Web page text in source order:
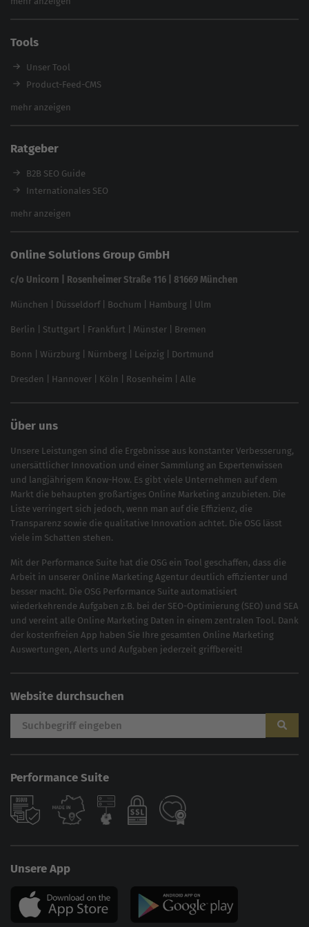
Enterprise SEO Agentur
Workshops
Tools
Unser Tool
Product-Feed-CMS
Website Analyse
Backlink-Check
Ladezeiten-Check
Brand Protection Tool
Website SEO Check
feed2content.ai
mehr anzeigen
Ratgeber
B2B SEO Guide
Internationales SEO
eCommerce SEO
In ChatGPT gefunden werden
Linkbuilding 2025
Local SEO
SEO für Online Shops
Brand Monitoring 2025
mehr anzeigen
Online Solutions Group GmbH
c/o Unicorn | Rosenheimer Straße 116 | 81669 München
München Düsseldorf| Bochum Hamburg Ulm
Berlin Stuttgart Frankfurt Münster Bremen
Bonn Würzburg Nürnberg Leipzig Dortmund
Dresden Hannover Köln Rosenheim Alle
Über uns
Unsere Leistungen sind die Ergebnisse aus konstanter Verbesserung,
unersättlicher Innovation und einer Sammlung an Expertenwissen
und langjährigem Know-How. Es gibt viele Unternehmen auf dem
Markt die behaupten großartiges Online Marketing anzubieten. Die
Liste verringert sich jedoch, wenn man auf die Effizienz, die
Transparenz sowie die qualitative Innovation achtet. Die OSG lässt
viele im Schatten stehen.
Mit der Performance Suite hat die OSG ein Tool geschaffen, dass die
Arbeit in unserer Online Marketing Agentur deutlich effizienter und
besser macht. Die OSG Performance Suite automatisiert
wiederkehrende Aufgaben z.B. bei der SEO-Optimierung (SEO) und SEA
und vereint alle Online Marketing Daten in einem zentralen Tool. Dank
der kostenfreien App haben Sie Ihre gesamten Online Marketing
Auswertungen, Alerts und Aufgaben jederzeit griffbereit!
Website durchsuchen
Performance Suite
Unsere App